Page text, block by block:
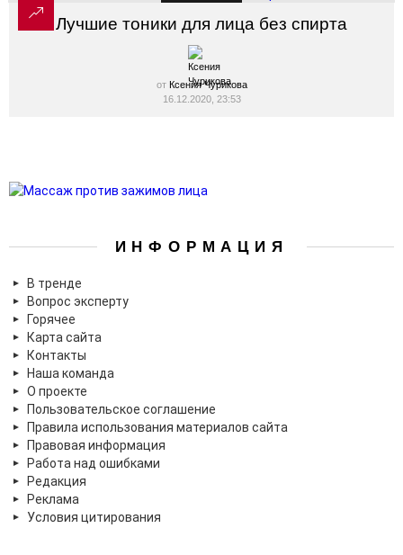
Лучшие тоники для лица без спирта
от Ксения Чурикова
16.12.2020, 23:53
ИНФОРМАЦИЯ
В тренде
Вопрос эксперту
Горячее
Карта сайта
Контакты
Наша команда
О проекте
Пользовательское соглашение
Правила использования материалов сайта
Правовая информация
Работа над ошибками
Редакция
Реклама
Условия цитирования